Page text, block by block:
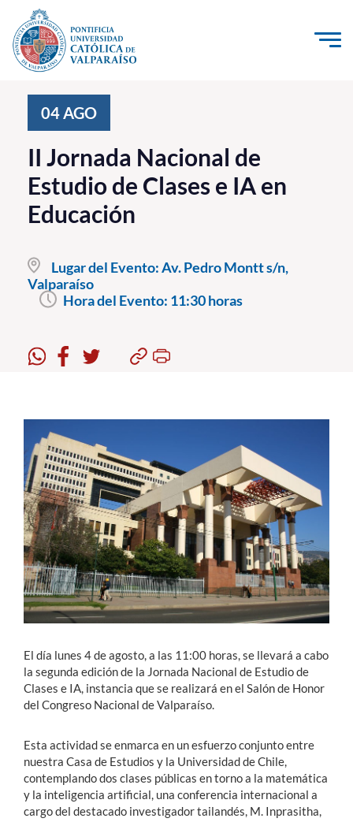
Click acá para ir directamente al contenido
Investigación, Creación e Innovación
PUCV Internacional
Vinculación con el Medio
Pregrado
Postgrado
Formación Continua
Funcionarios
Alumni
English
04AGO
II Jornada Nacional de
Estudio de Clases e IA en
Educación
Lugar del Evento:Av. Pedro Montt s/n,
Valparaíso
Hora del Evento: 11:30 horas
El día lunes 4 de agosto, a las 11:00 horas, se llevará a cabo
la segunda edición de la Jornada Nacional de Estudio de
Clases e IA, instancia que se realizará en el Salón de Honor
del Congreso Nacional de Valparaíso.
Esta actividadse enmarca en un esfuerzo conjunto entre
nuestra Casa de Estudios y la Universidad de Chile,
contemplando dos clases públicas en torno a la matemática
y la inteligencia artificial, una conferencia internacional a
cargo del destacado investigador tailandés, M. Inprasitha,